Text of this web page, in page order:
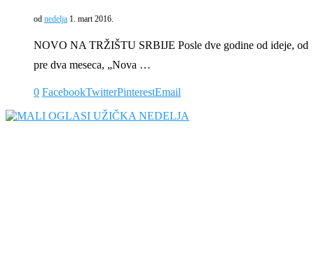
od nedelja 1. mart 2016.
NOVO NA TRŽIŠTU SRBIJE Posle dve godine od ideje, od
pre dva meseca, „Nova …
0 FacebookTwitterPinterestEmail